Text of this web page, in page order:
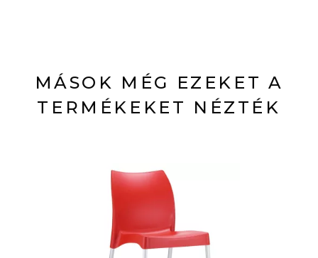
MÁSOK MÉG EZEKET A
TERMÉKEKET NÉZTÉK